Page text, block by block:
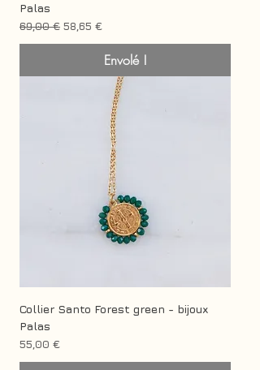
Palas
Prix original
69,00 € Prix promotionnel
58,65 €
Envolé !
Collier Santo Forest green - bijoux
Palas
Prix
55,00 €